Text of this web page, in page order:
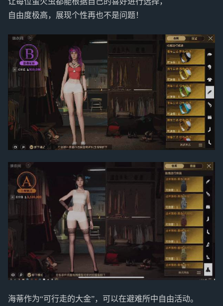
自由度极高，展现个性再也不是问题！
海蒂作为“可行走的大金”，可以在避难所中自由活动。